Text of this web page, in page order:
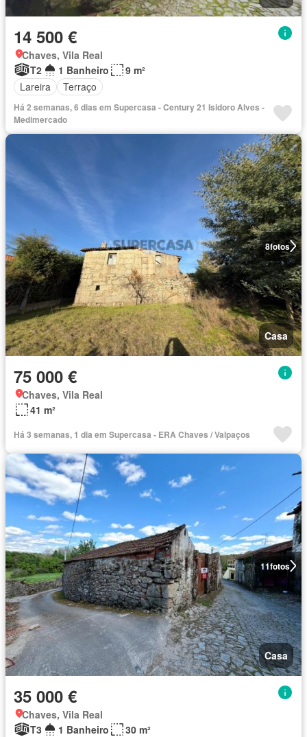
14 500 €
Chaves, Vila Real
T2
1 Banheiro
9 m²
Lareira
Terraço
Há 2 semanas, 6 dias em Supercasa - Century 21 Isidoro Alves -
Medimercado
8fotos
Casa
75 000 €
Chaves, Vila Real
41 m²
Há 3 semanas, 1 dia em Supercasa - ERA Chaves / Valpaços
11fotos
Casa
35 000 €
Chaves, Vila Real
T3
1 Banheiro 30 m²